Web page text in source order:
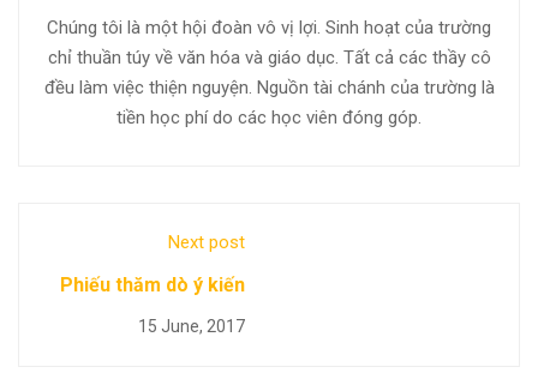
Chúng tôi là một hội đoàn vô vị lợi. Sinh hoạt của trường
chỉ thuần túy về văn hóa và giáo dục. Tất cả các thầy cô
đều làm việc thiện nguyện. Nguồn tài chánh của trường là
tiền học phí do các học viên đóng góp.
Next post
Phiếu thăm dò ý kiến
15 June, 2017